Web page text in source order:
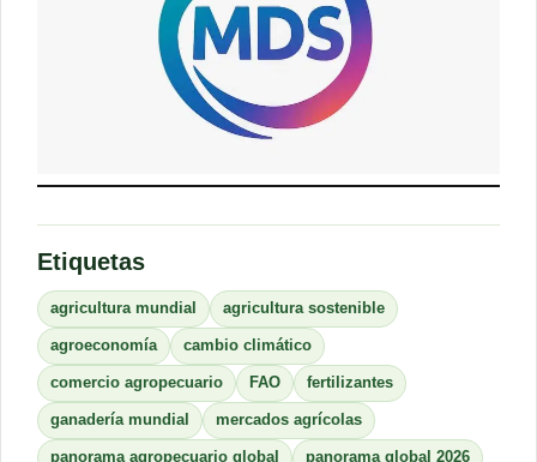
Etiquetas
agricultura mundial agricultura sostenible
agroeconomía cambio climático
comercio agropecuario FAO fertilizantes
ganadería mundial mercados agrícolas
panorama agropecuario global panorama global 2026